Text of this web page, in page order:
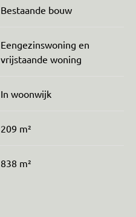
Bestaande bouw
Eengezinswoning en
vrijstaande woning
In woonwijk
209 m²
838 m²